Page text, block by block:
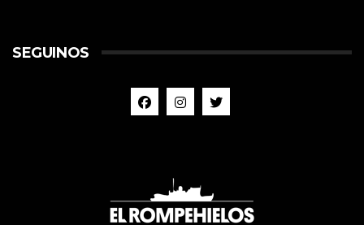
SEGUINOS